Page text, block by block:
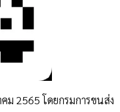
ม 2565 โดยกรมการขนส่ง